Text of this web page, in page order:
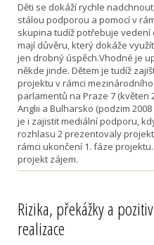
Děti se dokáží rychle
stálou podporou a pomocí v
skupina tudíž potřebuje vedení
mají důvěru, který dokáže
jen drobný úspěch.Vhodné je
někde jinde. Dětem je tudíž
projektu v rámci
parlamentů na Praze 7 (květen
Anglii a Bulharsko (podzim
je i zajistit mediální podporu,
rozhlasu 2 prezentovaly
rámci ukončení 1. fáze
projekt zájem.
Rizika, překážky a
realizace